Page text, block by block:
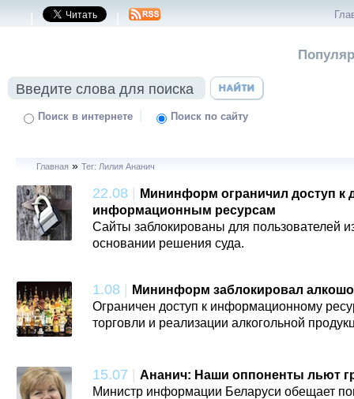
| |
Поиск в интернете | Поиск по сайту
Главная » Тег: Лилия Ананич
22.08
Мининформ ограничил доступ к
информационным ресурсам
Сайты заблокированы для пользователей
основании решения суда.
1.08
Мининформ заблокировал
Ограничен доступ к информационному
торговли и реализации алкогольной
15.07
Ананич: Наши оппоненты льют
Министр информации Беларуси обещает